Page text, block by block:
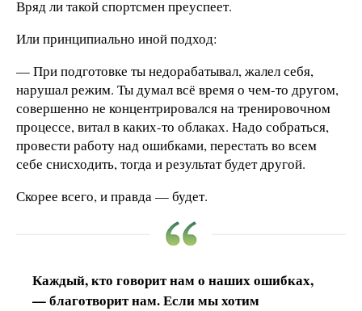
Вряд ли такой спортсмен преуспеет.
Или принципиально иной подход:
— При подготовке ты недорабатывал, жалел себя,
нарушал режим. Ты думал всё время о чем-то другом,
совершенно не концентрировался на тренировочном
процессе, витал в каких-то облаках. Надо собраться,
провести работу над ошибками, перестать во всем
себе снисходить, тогда и результат будет другой.
Скорее всего, и правда — будет.
Каждый, кто говорит нам о наших ошибках,
— благотворит нам. Если мы хотим